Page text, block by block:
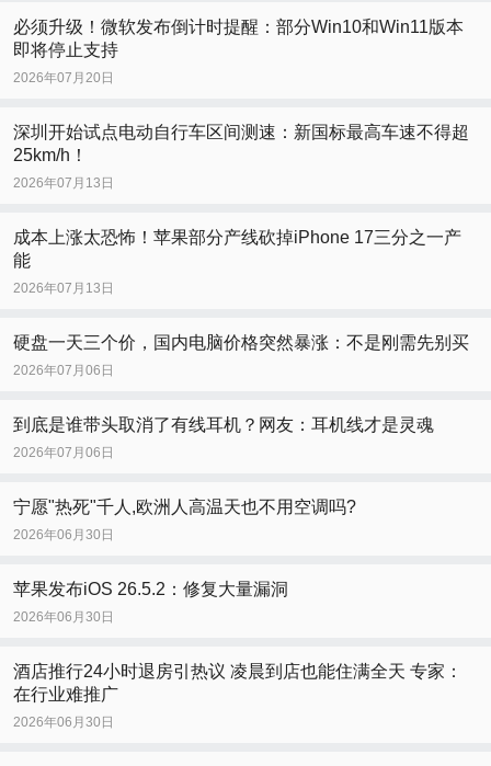
必须升级！微软发布倒计时提醒：部分Win10和Win11版本
即将停止支持
2026年07月20日
深圳开始试点电动自行车区间测速：新国标最高车速不得超
25km/h！
2026年07月13日
成本上涨太恐怖！苹果部分产线砍掉iPhone 17三分之一产
能
2026年07月13日
硬盘一天三个价，国内电脑价格突然暴涨：不是刚需先别买
2026年07月06日
到底是谁带头取消了有线耳机？网友：耳机线才是灵魂
2026年07月06日
宁愿"热死"千人,欧洲人高温天也不用空调吗?
2026年06月30日
苹果发布iOS 26.5.2：修复大量漏洞
2026年06月30日
酒店推行24小时退房引热议 凌晨到店也能住满全天 专家：
在行业难推广
2026年06月30日